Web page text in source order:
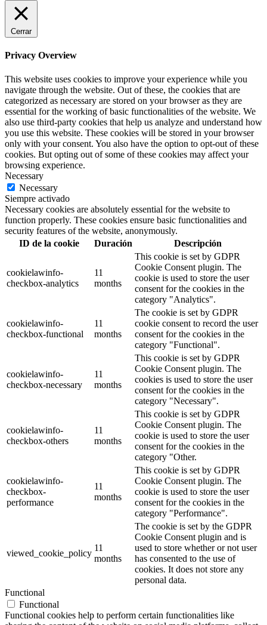
Cerrar
Privacy Overview
This website uses cookies to improve your experience while you
navigate through the website. Out of these, the cookies that are
categorized as necessary are stored on your browser as they are
essential for the working of basic functionalities of the website. We
also use third-party cookies that help us analyze and understand how
you use this website. These cookies will be stored in your browser
only with your consent. You also have the option to opt-out of these
cookies. But opting out of some of these cookies may affect your
browsing experience.
Necessary
Necessary
Siempre activado
Necessary cookies are absolutely essential for the website to
function properly. These cookies ensure basic functionalities and
security features of the website, anonymously.
ID de la cookie
Duración Descripción
cookielawinfo-
checkbox-analytics
11
months
This cookie is set by GDPR
Cookie Consent plugin. The
cookie is used to store the user
consent for the cookies in the
category "Analytics".
cookielawinfo-
checkbox-functional
11
months
The cookie is set by GDPR
cookie consent to record the user
consent for the cookies in the
category "Functional".
cookielawinfo-
checkbox-necessary
11
months
This cookie is set by GDPR
Cookie Consent plugin. The
cookies is used to store the user
consent for the cookies in the
category "Necessary".
cookielawinfo-
checkbox-others
11
months
This cookie is set by GDPR
Cookie Consent plugin. The
cookie is used to store the user
consent for the cookies in the
category "Other.
cookielawinfo-
checkbox-
performance
11
months
This cookie is set by GDPR
Cookie Consent plugin. The
cookie is used to store the user
consent for the cookies in the
category "Performance".
viewed_cookie_policy
11
months
The cookie is set by the GDPR
Cookie Consent plugin and is
used to store whether or not user
has consented to the use of
cookies. It does not store any
personal data.
Functional
Functional
Functional cookies help to perform certain functionalities like